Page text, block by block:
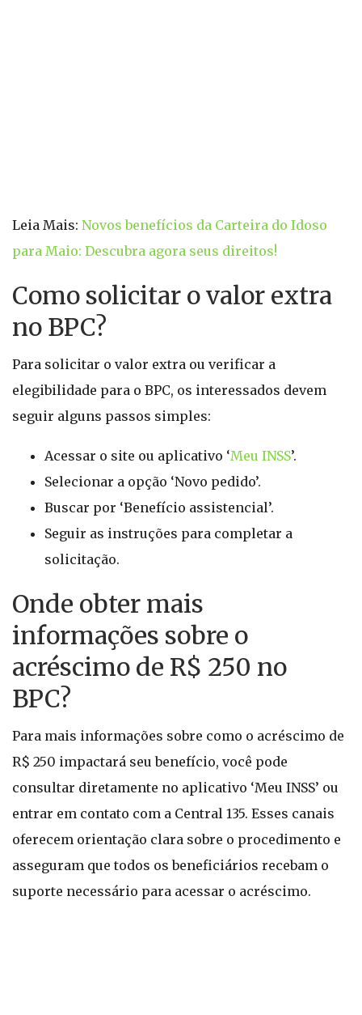
Leia Mais: Novos benefícios da Carteira do Idoso
para Maio: Descubra agora seus direitos!
Como solicitar o valor extra
no BPC?
Para solicitar o valor extra ou verificar a
elegibilidade para o BPC, os interessados devem
seguir alguns passos simples:
Acessar o site ou aplicativo ‘Meu INSS’.
Selecionar a opção ‘Novo pedido’.
Buscar por ‘Benefício assistencial’.
Seguir as instruções para completar a
solicitação.
Onde obter mais
informações sobre o
acréscimo de R$ 250 no
BPC?
Para mais informações sobre como o acréscimo de
R$ 250 impactará seu benefício, você pode
consultar diretamente no aplicativo ‘Meu INSS’ ou
entrar em contato com a Central 135. Esses canais
oferecem orientação clara sobre o procedimento e
asseguram que todos os beneficiários recebam o
suporte necessário para acessar o acréscimo.